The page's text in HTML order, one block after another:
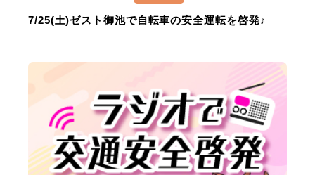
7/25(土)ゼスト御池で自転車の安全運転を啓発♪